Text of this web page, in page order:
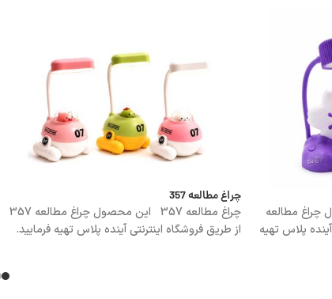
محصول چراغ مطالعه
آینده پلاس تهیه
چراغ مطالعه 357
چراغ مطالعه 357 این محصول چراغ مطالعه 357
از طریق فروشگاه اینترنتی آینده پلاس تهیه فرمایید.